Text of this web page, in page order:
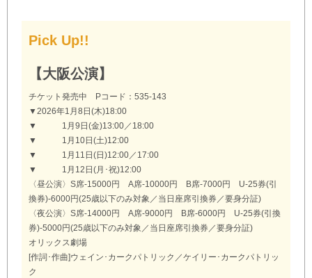
Pick Up!!
【大阪公演】
チケット発売中 Pコード：535-143
▼2026年1月8日(木)18:00
▼ 1月9日(金)13:00／18:00
▼ 1月10日(土)12:00
▼ 1月11日(日)12:00／17:00
▼ 1月12日(月･祝)12:00
〈昼公演〉S席-15000円 A席-10000円 B席-7000円 U-25券(引
換券)-6000円(25歳以下のみ対象／当日座席引換券／要身分証)
〈夜公演〉S席-14000円 A席-9000円 B席-6000円 U-25券(引換
券)-5000円(25歳以下のみ対象／当日座席引換券／要身分証)
オリックス劇場
[作詞･作曲]ウェイン･カークパトリック／ケイリー･カークパトリッ
ク